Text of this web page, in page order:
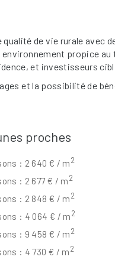
de vie rurale
propice
et investisseurs
et la possibilité de
proches
: 2 640 € / m2
: 2 677 € / m2
: 2 848 € / m2
: 4 064 € / m2
: 9 458 € / m2
: 4 730 € / m2